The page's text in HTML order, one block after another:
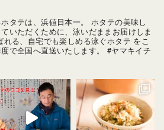
タテは、浜値日本一。
ホタテの美味し
いただくために、泳いだままお届けしま
れる、自宅でも楽しめる泳ぐホタテ をこ
で全国へ直送いたします。
#ヤマキイチ